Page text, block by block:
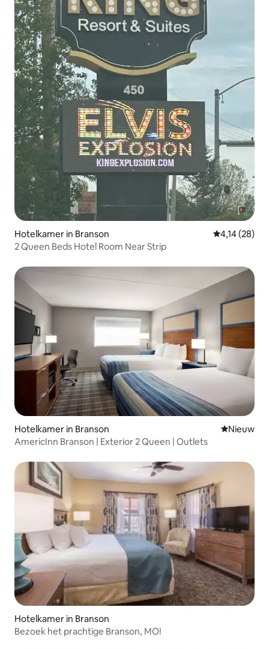
Hotelkamer in Branson Gemiddelde
4,14 (28)
2 Queen Beds Hotel Room Near Strip
Hotelkamer in Branson Nieuwe
Nieuw
AmericInn Branson | Exterior 2 Queen | Outlets
Hotelkamer in Branson
Bezoek het prachtige Branson, MO!